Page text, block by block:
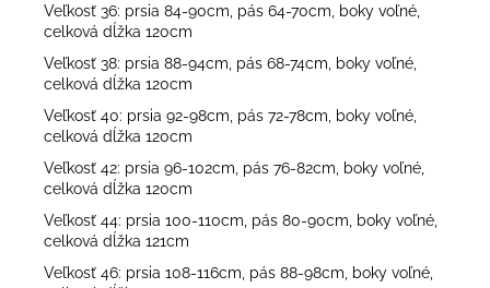
Veľkosť 36: prsia 84-90cm, pás 64-70cm, boky voľné,
celková dĺžka 120cm
Veľkosť 38: prsia 88-94cm, pás 68-74cm, boky voľné,
celková dĺžka 120cm
Veľkosť 40: prsia 92-98cm, pás 72-78cm, boky voľné,
celková dĺžka 120cm
Veľkosť 42: prsia 96-102cm, pás 76-82cm, boky voľné,
celková dĺžka 120cm
Veľkosť 44: prsia 100-110cm, pás 80-90cm, boky voľné,
celková dĺžka 121cm
Veľkosť 46: prsia 108-116cm, pás 88-98cm, boky voľné,